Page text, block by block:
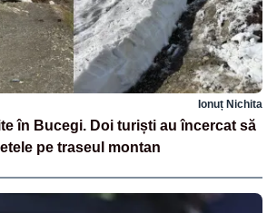
Ionuț Nichita
în Bucegi. Doi turiști au încercat să
pe traseul montan